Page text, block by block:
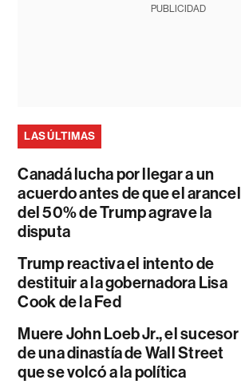
PUBLICIDAD
LAS ÚLTIMAS
Canadá lucha por llegar a un
acuerdo antes de que el arancel
del 50% de Trump agrave la
disputa
Trump reactiva el intento de
destituir a la gobernadora Lisa
Cook de la Fed
Muere John Loeb Jr., el sucesor
de una dinastía de Wall Street
que se volcó a la política